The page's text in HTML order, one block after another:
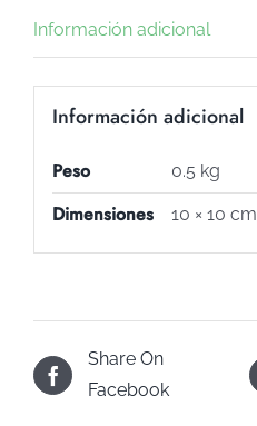
Información adicional
Información adicional
Peso 0.5 kg
Dimensiones 10 × 10 cm
Share On
Facebook